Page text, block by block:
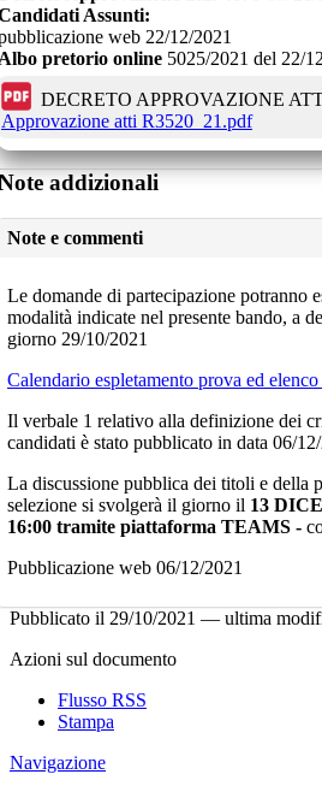
Assunti:
web 22/12/2021
pretorio online 5025/2021 del 22/
DECRETO APPROVAZIONE
Approvazione atti R3520_21.pdf
addizionali
Note e commenti
Le domande di partecipazione potranno
modalità indicate nel presente bando, a
giorno 29/10/2021
Calendario espletamento prova ed
Il verbale 1 relativo alla definizione dei
candidati è stato pubblicato in data 06/
La discussione pubblica dei titoli e della
selezione si svolgerà il giorno il 13
16:00 tramite piattaforma TEAMS -
Pubblicazione web 06/12/2021
Pubblicato il 29/10/2021 — ultima
Azioni sul documento
Flusso RSS
Stampa
Navigazione